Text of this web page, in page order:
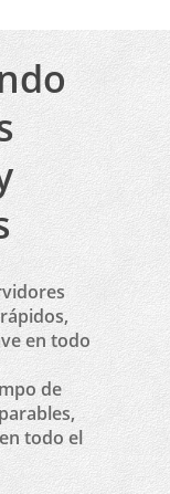
en todo
de
todo el